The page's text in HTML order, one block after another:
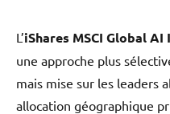
L’iShares MSCI Global
une approche plus
mais mise sur les leaders
allocation géographique